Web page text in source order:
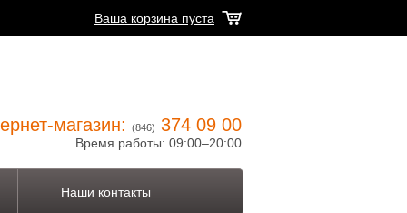
Ваша корзина пуста
магазин: (846) 374 09 00
Время работы: 09:00–20:00
Наши контакты